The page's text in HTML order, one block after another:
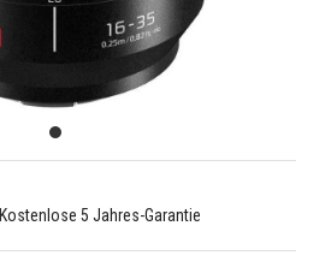
Kostenlose 5 Jahres-Garantie